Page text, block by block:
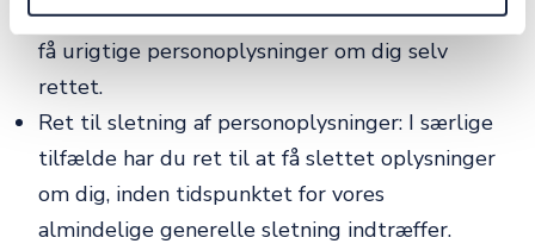
Ret til berigtigelse (rettelse): Du har ret til at
få urigtige personoplysninger om dig selv
rettet.
Ret til sletning af personoplysninger: I særlige
tilfælde har du ret til at få slettet oplysninger
om dig, inden tidspunktet for vores
almindelige generelle sletning indtræffer.